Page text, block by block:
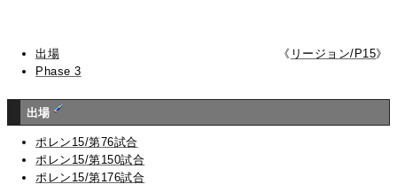
出場
Phase 3
《 リージョン/P15》
出場
ポレン15/第76試合
ポレン15/第150試合
ポレン15/第176試合